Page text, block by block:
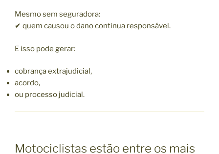
Mesmo sem seguradora:
✔ quem causou o dano continua responsável.
E isso pode gerar:
cobrança extrajudicial,
acordo,
ou processo judicial.
Motociclistas estão entre os mais